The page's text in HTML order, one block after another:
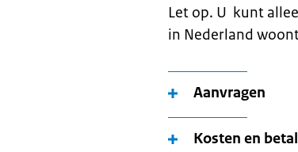
Let op. U kunt
in Nederland
Aanvragen
Kosten en